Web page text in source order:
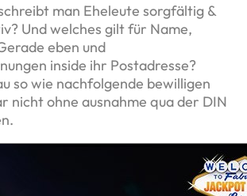
man Eheleute sorgfältig &
Und welches gilt für Name,
eben und
inside ihr Postadresse?
so wie nachfolgende bewilligen
nicht ohne ausnahme qua der DIN